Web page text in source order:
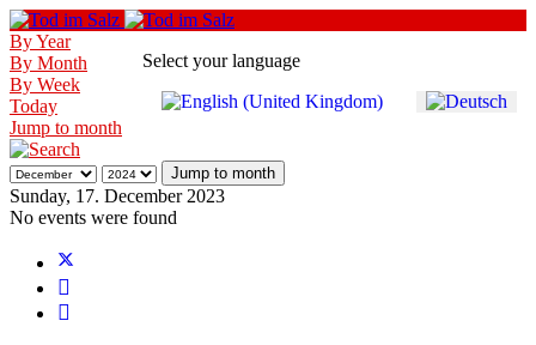
Select your language
By Year
By Month
By Week
Today
Jump to month
Jump to month
Sunday, 17. December 2023
No events were found